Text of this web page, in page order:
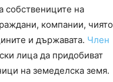
собствениците на
компании, чиято
и държавата. Член
лица да придобиват
на земеделска земя.